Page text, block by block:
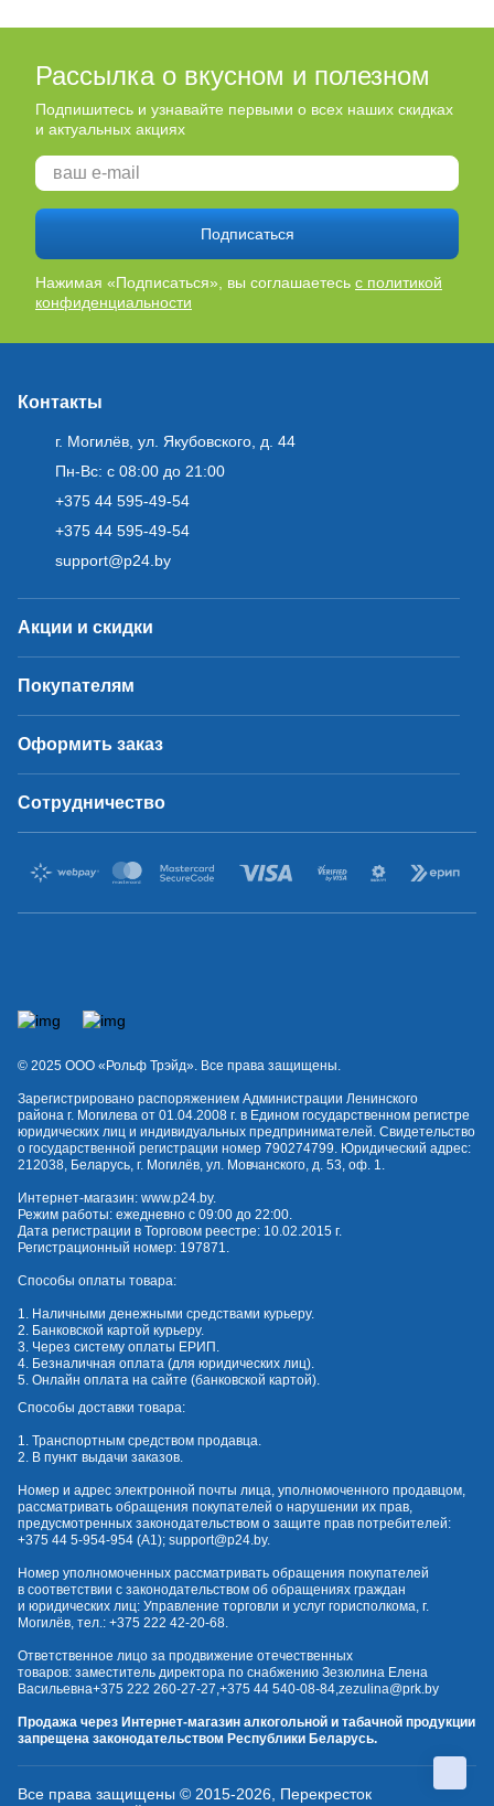
Рассылка о вкусном и полезном
Подпишитесь и узнавайте первыми о всех наших скидках
и актуальных акциях
Подписаться
Нажимая «Подписаться», вы соглашаетесь с политикой
конфиденциальности
Контакты
г. Могилёв, ул. Якубовского, д. 44
Пн-Вс: с 08:00 до 21:00
+375 44 595-49-54
+375 44 595-49-54
support@p24.by
Акции и скидки
Покупателям
Оформить заказ
Сотрудничество
© 2025 OOO «Рольф Трэйд». Все права защищены.
Зарегистрировано распоряжением Администрации Ленинского
района г. Могилева от 01.04.2008 г. в Едином государственном регистре
юридических лиц и индивидуальных предпринимателей. Свидетельство
о государственной регистрации номер 790274799. Юридический адрес:
212038, Беларусь, г. Могилёв, ул. Мовчанского, д. 53, оф. 1.
Интернет-магазин: www.p24.by.
Режим работы: ежедневно с 09:00 до 22:00.
Дата регистрации в Торговом реестре: 10.02.2015 г.
Регистрационный номер: 197871.
Способы оплаты товара:
1. Наличными денежными средствами курьеру.
2. Банковской картой курьеру.
3. Через систему оплаты ЕРИП.
4. Безналичная оплата (для юридических лиц).
5. Онлайн оплата на сайте (банковской картой).
Способы доставки товара:
1. Транспортным средством продавца.
2. В пункт выдачи заказов.
Номер и адрес электронной почты лица, уполномоченного продавцом,
рассматривать обращения покупателей о нарушении их прав,
предусмотренных законодательством о защите прав потребителей:
+375 44 5-954-954 (А1); support@p24.by.
Номер уполномоченных рассматривать обращения покупателей
в соответствии с законодательством об обращениях граждан
и юридических лиц: Управление торговли и услуг горисполкома, г.
Могилёв, тел.: +375 222 42-20-68.
Ответственное лицо за продвижение отечественных
товаров: заместитель директора по снабжению Зезюлина Елена
Васильевна+375 222 260-27-27,+375 44 540-08-84,zezulina@prk.by
Продажа через Интернет-магазин алкогольной и табачной продукции
запрещена законодательством Республики Беларусь.
Все права защищены © 2015-2026, Перекресток